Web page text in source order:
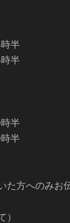
半
半
半
半
方へのみお